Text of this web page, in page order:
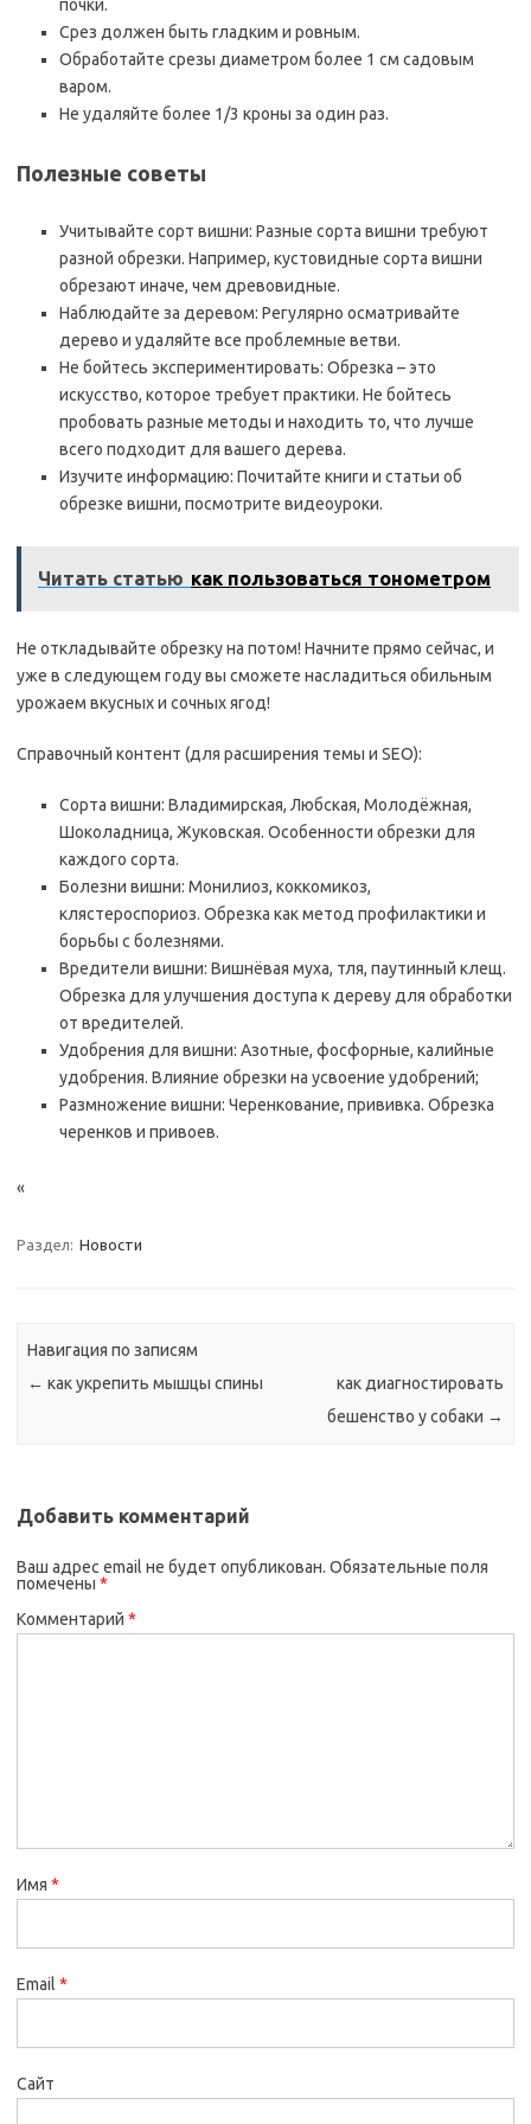
почки.
Срез должен быть гладким и ровным.
Обработайте срезы диаметром более 1 см садовым
варом.
Не удаляйте более 1/3 кроны за один раз.
Полезные советы
Учитывайте сорт вишни: Разные сорта вишни требуют
разной обрезки. Например, кустовидные сорта вишни
обрезают иначе, чем древовидные.
Наблюдайте за деревом: Регулярно осматривайте
дерево и удаляйте все проблемные ветви.
Не бойтесь экспериментировать: Обрезка – это
искусство, которое требует практики. Не бойтесь
пробовать разные методы и находить то, что лучше
всего подходит для вашего дерева.
Изучите информацию: Почитайте книги и статьи об
обрезке вишни, посмотрите видеоуроки.
Читать статью как пользоваться тонометром
Не откладывайте обрезку на потом! Начните прямо сейчас, и
уже в следующем году вы сможете насладиться обильным
урожаем вкусных и сочных ягод!
Справочный контент (для расширения темы и SEO):
Сорта вишни: Владимирская, Любская, Молодёжная,
Шоколадница, Жуковская. Особенности обрезки для
каждого сорта.
Болезни вишни: Монилиоз, коккомикоз,
клястероспориоз. Обрезка как метод профилактики и
борьбы с болезнями.
Вредители вишни: Вишнёвая муха, тля, паутинный клещ.
Обрезка для улучшения доступа к дереву для обработки
от вредителей.
Удобрения для вишни: Азотные, фосфорные, калийные
удобрения. Влияние обрезки на усвоение удобрений;
Размножение вишни: Черенкование, прививка. Обрезка
черенков и привоев.
«
Раздел: Новости
Навигация по записям
← как укрепить мышцы спины
как диагностировать
бешенство у собаки →
Добавить комментарий
Ваш адрес email не будет опубликован. Обязательные поля
помечены *
Комментарий *
Имя *
Email *
Сайт